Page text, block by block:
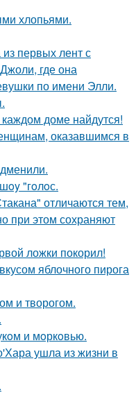
хлопьями.
первых лент с
где она
по имени Элли.
доме найдутся!
оказавшимся в
"гoлoс.
отличаются тем,
при этом сохраняют
ложки покорил!
яблочного пирога
и творогом.
и мoркoвью.
ушла из жизни в